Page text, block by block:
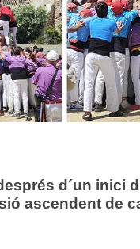
d´un inici
ascendent de